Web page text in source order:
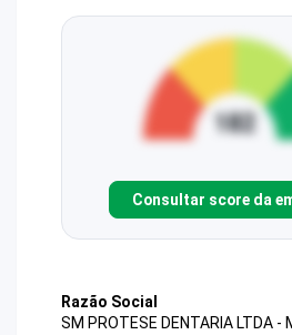
Consultar score da
Razão Social
SM PROTESE DENTARIA LTDA -